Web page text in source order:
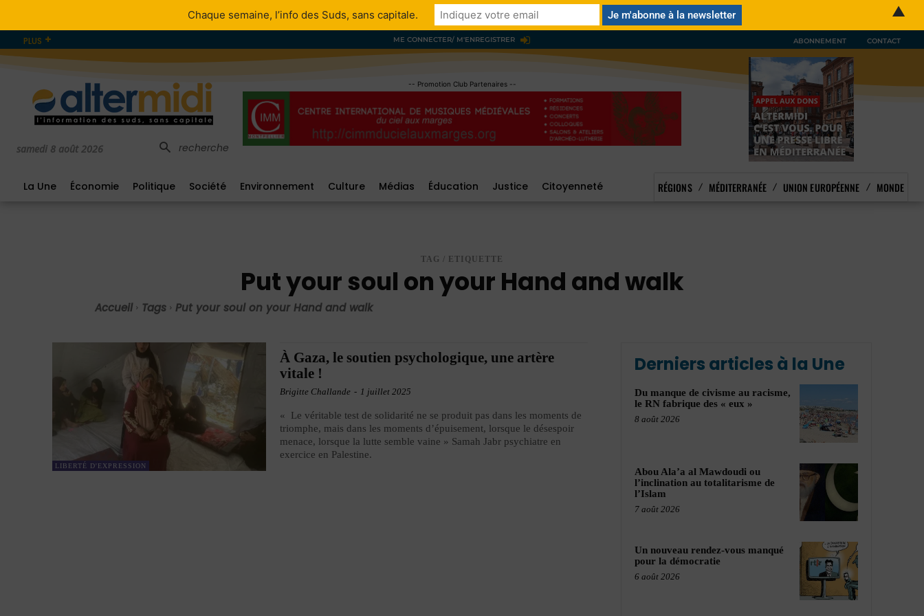
PLUS ME CONNECTER/ M'ENREGISTRER ABONNEMENT CONTACT
samedi 8 août 2026 recherche
-- Promotion Club Partenaires --
La Une Économie Politique Société Environnement Culture Médias Éducation Justice Citoyenneté RÉGIONS MÉDITERRANÉE UNION EUROPÉENNE MONDE
TAG / ETIQUETTE
Put your soul on your Hand and walk
Accueil Tags Put your soul on your Hand and walk
LIBERTÉ D'EXPRESSION
À Gaza, le soutien psychologique, une artère
vitale !
Brigitte Challande - 1 juillet 2025
« Le véritable test de solidarité ne se produit pas dans les moments de
triomphe, mais dans les moments d’épuisement, lorsque le désespoir
menace, lorsque la lutte semble vaine » Samah Jabr psychiatre en
exercice en Palestine.
Derniers articles à la Une
Du manque de civisme au racisme,
le RN fabrique des « eux »
8 août 2026
Abou Ala’a al Mawdoudi ou
l’inclination au totalitarisme de
l’Islam
7 août 2026
Un nouveau rendez-vous manqué
pour la démocratie
6 août 2026
Chaque semaine, l’info des Suds, sans capitale. ▲